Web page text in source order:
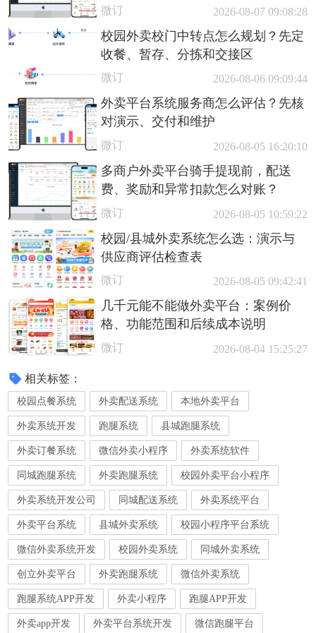
微订 2026-08-07 09:08:28
校园外卖校门中转点怎么规划？先定
收餐、暂存、分拣和交接区
微订 2026-08-06 09:09:44
外卖平台系统服务商怎么评估？先核
对演示、交付和维护
微订 2026-08-05 16:20:10
多商户外卖平台骑手提现前，配送
费、奖励和异常扣款怎么对账？
微订 2026-08-05 10:59:22
校园/县城外卖系统怎么选：演示与
供应商评估检查表
微订 2026-08-05 09:42:41
几千元能不能做外卖平台：案例价
格、功能范围和后续成本说明
微订 2026-08-04 15:25:27
相关标签：
校园点餐系统 外卖配送系统 本地外卖平台
外卖系统开发 跑腿系统 县城跑腿系统
外卖订餐系统 微信外卖小程序 外卖系统软件
同城跑腿系统 外卖跑腿系统 校园外卖平台小程序
外卖系统开发公司 同城配送系统 外卖系统平台
外卖平台系统 县城外卖系统 校园小程序平台系统
微信外卖系统开发 校园外卖系统 同城外卖系统
创立外卖平台 外卖跑腿系统 微信外卖系统
跑腿系统APP开发 外卖小程序 跑腿APP开发
外卖app开发 外卖平台系统开发 微信跑腿平台